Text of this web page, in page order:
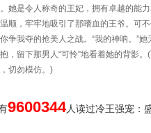
她是令人称奇的王妃，拥有卓越的能
顺，牢牢地吸引了那嗜血的王爷。可
争我夺的抢美人之战。“我的神呐。”
，留下那男人“可怜”地看着她的背影
切勿模仿。)
9600344人读过冷王强宠：